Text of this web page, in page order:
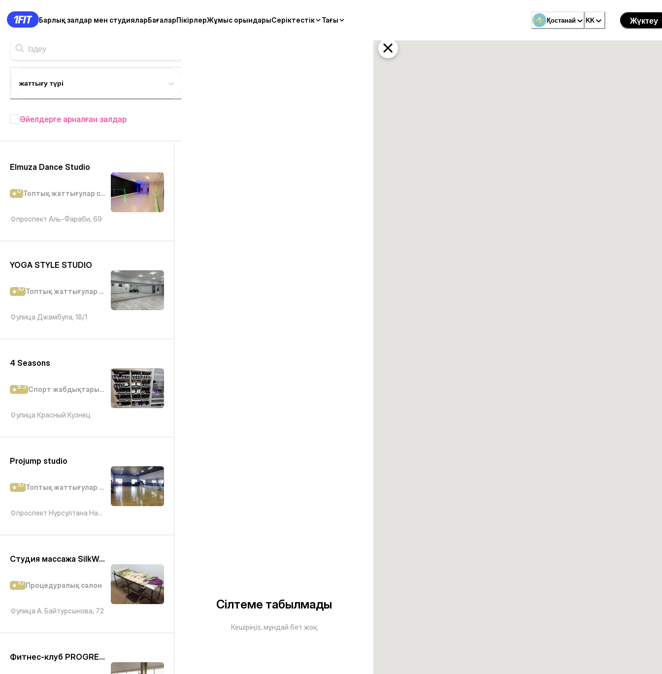
Барлық залдар мен студияларБағаларПікірлерЖұмыс орындарыСеріктестік Тағы Қостанай KK Жүктеу
жаттығу түрі
Әйелдерге арналған залдар
Қостанай фитнес студиялары
Elmuza Dance Studio
0 Топтық жаттығулар студиясы
проспект Аль-Фараби, 69
YOGA STYLE STUDIO
10 Топтық жаттығулар студиясы
улица Джамбула, 18/1
4 Seasons
9.3 Спорт жабдықтары дүкені
улица Красный Кузнец
Projump studio
10 Топтық жаттығулар студиясы
проспект Нурсултана Назарбаева, 117
Студия массажа SilkWay
10 Процедуралық салон
улица А. Байтурсынова, 72
Фитнес-клуб PROGRESS
Сілтеме табылмады
Кешіріңіз, мұндай бет жоқ